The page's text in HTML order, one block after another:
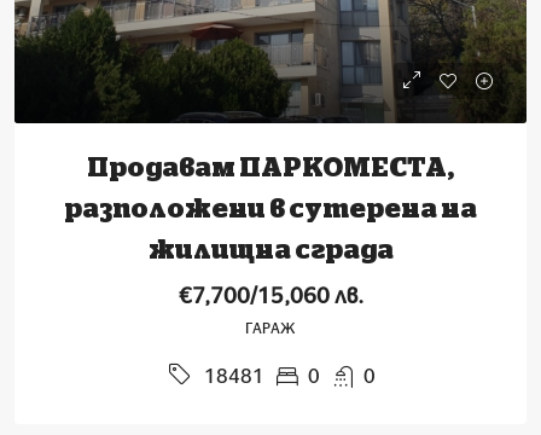
Продавам ПАРКОМЕСТА,
разположени в сутерена на
жилищна сграда
€7,700/15,060 лв.
ГАРАЖ
18481 0 0